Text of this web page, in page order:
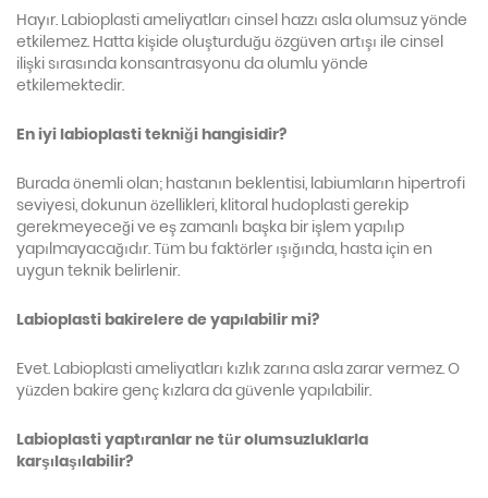
Hayır. Labioplasti ameliyatları cinsel hazzı asla olumsuz yönde
etkilemez. Hatta kişide oluşturduğu özgüven artışı ile cinsel
ilişki sırasında konsantrasyonu da olumlu yönde
etkilemektedir.
En iyi labioplasti tekniği hangisidir?
Burada önemli olan; hastanın beklentisi, labiumların hipertrofi
seviyesi, dokunun özellikleri, klitoral hudoplasti gerekip
gerekmeyeceği ve eş zamanlı başka bir işlem yapılıp
yapılmayacağıdır. Tüm bu faktörler ışığında, hasta için en
uygun teknik belirlenir.
Labioplasti bakirelere de yapılabilir mi?
Evet. Labioplasti ameliyatları kızlık zarına asla zarar vermez. O
yüzden bakire genç kızlara da güvenle yapılabilir.
Labioplasti yaptıranlar ne tür olumsuzluklarla
karşılaşılabilir?